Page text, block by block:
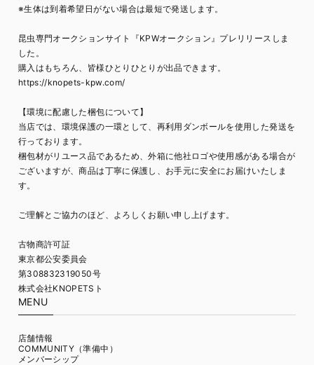
※生体は到着希望日がない場合は最短で発送します。
昆虫専門オークションサイト『KPWオークション』プレリリースしま
した。
購入はもちろん、皆様ひとりひとりが出品できます。
https://knopets-kpw.com/
【環境に配慮した梱包について】
当店では、環境保護の一環として、再利用ダンボールを使用した発送を
行っております。
梱包材がリユース品であるため、外箱に他社ロゴや使用感がある場合が
ございますが、商品は丁寧に保護し、お手元に安全にお届けいたしま
す。
ご理解とご協力のほど、よろしくお願い申し上げます。
古物商許可証
東京都公安委員会
第308832319050号
株式会社KNOPETSト
MENU
店舗情報
COMMUNITY（準備中）
メンバーシップ